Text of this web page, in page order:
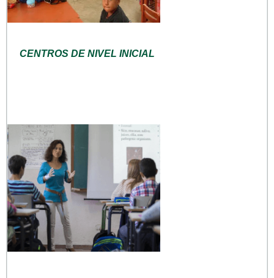
CENTROS DE NIVEL INICIAL